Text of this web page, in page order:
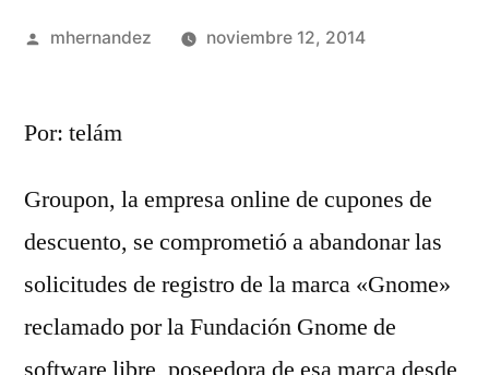
Publicado
mhernandez noviembre 12, 2014
Por: telám
Groupon, la empresa online de cupones de
descuento, se comprometió a abandonar las
solicitudes de registro de la marca «Gnome»
reclamado por la Fundación Gnome de